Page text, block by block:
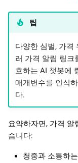
팁
다양한 심벌, 가격
러 가격 알림 링크
호하는 AI 챗봇에
매개변수를 인식
다.
요약하자면, 가격 알
습니다:
청중과 소통하